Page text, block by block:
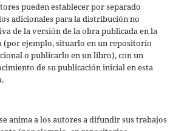
pueden establecer por separado
adicionales para la distribución no
de la versión de la obra publicada en la
(por ejemplo, situarlo en un repositorio
o publicarlo en un libro), con un
de su publicación inicial en esta
anima a los autores a difundir sus trabajos